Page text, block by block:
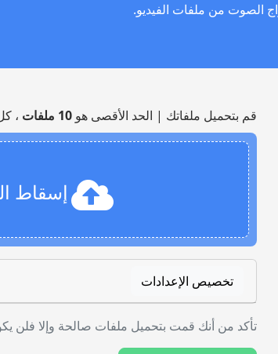
الصوت من ملفات الفيديو.
قم بتحميل ملفاتك | الحد الأقصى هو 10 ملفات ،
إسقاط
تخصيص الإعدادات
تأكد من أنك قمت بتحميل ملفات صالحة وإلا فلن